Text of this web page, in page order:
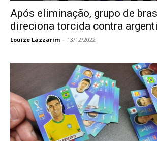
Após eliminação, grupo de
direciona torcida contra
Louize Lazzarim - 13/12/2022